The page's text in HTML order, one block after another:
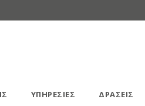
ΥΠΗΡΕΣΙΕΣ ΔΡΑΣΕΙΣ